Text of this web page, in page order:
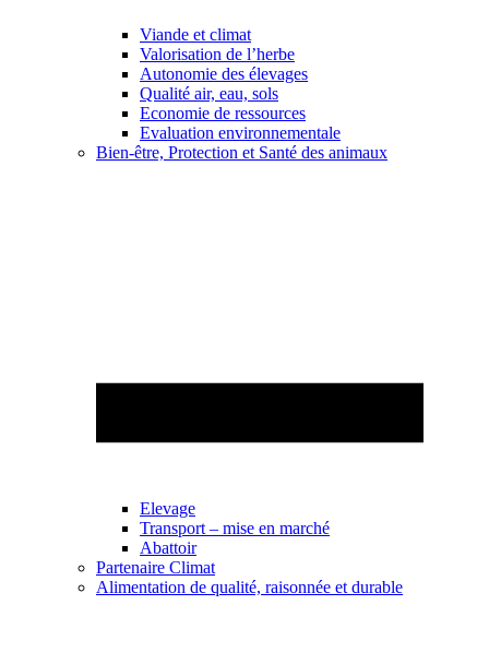
Viande et climat
Valorisation de l’herbe
Autonomie des élevages
Qualité air, eau, sols
Economie de ressources
Evaluation environnementale
Bien-être, Protection et Santé des animaux
Elevage
Transport – mise en marché
Abattoir
Partenaire Climat
Alimentation de qualité, raisonnée et durable